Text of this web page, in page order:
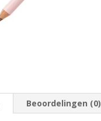
Beoordelingen (0)